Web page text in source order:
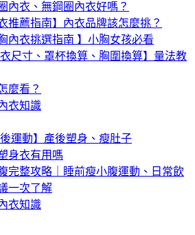
內衣、無鋼圈內衣好嗎？
推薦指南】內衣品牌該怎麼挑？
胸內衣挑選指南 】小胸女孩必看
衣尺寸、罩杯換算、胸圍換算】量法教
麼看？
衣知識
後運動】產後塑身、瘦肚子
身衣有用嗎
完整攻略｜睡前瘦小腹運動、日常飲
一次了解
衣知識